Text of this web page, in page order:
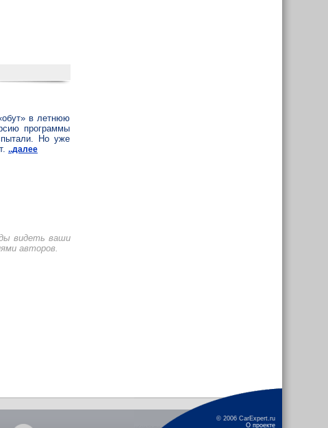
в летнюю
программы
Но уже
..далее
видеть ваши
авторов.
© 2006 CarExpert.ru
О проекте